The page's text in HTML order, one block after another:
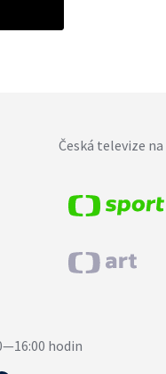
Česká televize